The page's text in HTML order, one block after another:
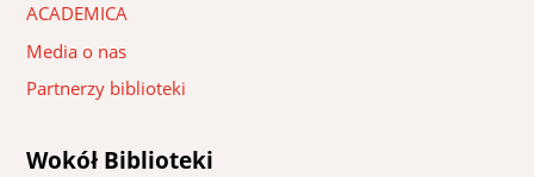
ACADEMICA
Media o nas
Partnerzy biblioteki
Wokół Biblioteki